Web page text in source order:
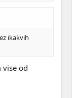
ikakvih
vise od